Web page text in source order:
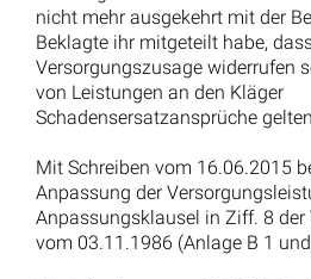
nicht mehr ausgekehrt mit der
Beklagte ihr mitgeteilt habe,
Versorgungszusage widerrufen
von Leistungen an den Kläger
Schadensersatzansprüche
Mit Schreiben vom 16.06.2015
Anpassung der
Anpassungsklausel in Ziff. 8
vom 03.11.1986 (Anlage B 1